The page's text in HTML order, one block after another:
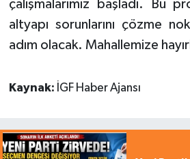
çalışmalarımız başladı. Bu
altyapı sorunlarını çözme
adım olacak. Mahallemize
Kaynak: İGF Haber Ajansı